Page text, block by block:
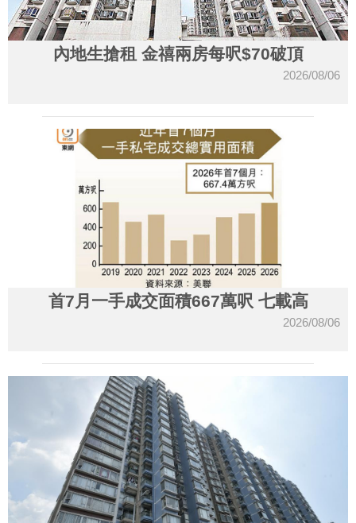
內地生搶租 金禧兩房每呎$70破頂
2026/08/06
首7月一手成交面積667萬呎 七載高
2026/08/06